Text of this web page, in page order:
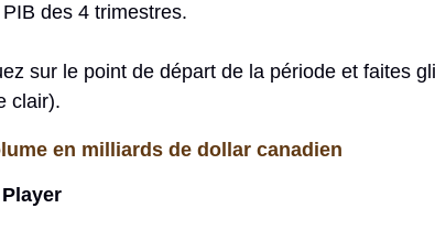
des 4 trimestres.
sur le point de départ de la période et faites
clair).
en milliards de dollar canadien